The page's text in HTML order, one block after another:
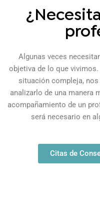
Algunas veces
objetiva de lo que
situación compleja,
analizarlo de una manera
acompañamiento de un
será necesario en
Citas de